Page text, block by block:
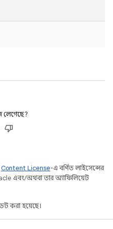
লেগেছে?
Content License-এ বর্ণিত লাইসেন্সের
এবং/অথবা তার অ্যাফিলিয়েট
করা হয়েছে।